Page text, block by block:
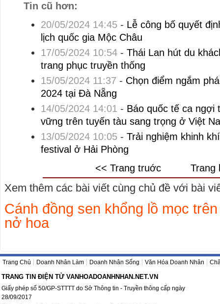
Tin cũ hơn:
20/05/2024 14:45- Lễ công bố quyết
lịch quốc gia Mộc Châu
17/05/2024 10:54- Thái Lan hút du
trang phục truyền thống
15/05/2024 11:37 - Chọn điểm ngắm
2024 tại Đà Nẵng
14/05/2024 14:01 - Báo quốc tế ca ngợi
vững trên tuyến tàu sang trọng ở Việt
13/05/2024 10:05- Trải nghiệm khinh
festival ở Hải Phòng
<< Trang truớc
Trang
Xem thêm các bài viết cùng chủ đề với bài
Cánh đồng sen khổng lồ mọc
nở hoa
Trang Chủ Doanh Nhân Làm Doanh Nhân Sống Văn Hóa Doanh Nhân
TRANG TIN ĐIỆN TỬ VANHOADOANHNHAN.NET.VN
Giấy phép số 50/GP-STTTT do Sở Thông tin - Truyền thông cấp ngày
28/09/2017